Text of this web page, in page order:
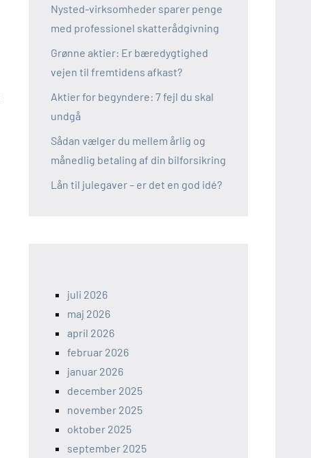
Nysted-virksomheder sparer penge
med professionel skatterådgivning
Grønne aktier: Er bæredygtighed
vejen til fremtidens afkast?
Aktier for begyndere: 7 fejl du skal
undgå
Sådan vælger du mellem årlig og
månedlig betaling af din bilforsikring
Lån til julegaver – er det en god idé?
juli 2026
maj 2026
april 2026
februar 2026
januar 2026
december 2025
november 2025
oktober 2025
september 2025